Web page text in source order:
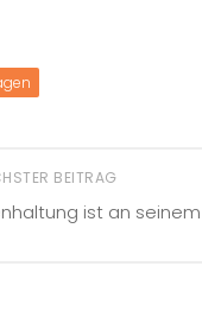
BEITRAG
ist an